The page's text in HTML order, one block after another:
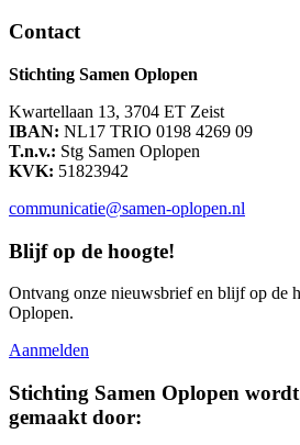
Contact
Stichting Samen Oplopen
Kwartellaan 13, 3704 ET Zeist
IBAN: NL17 TRIO 0198 4269 09
T.n.v.: Stg Samen Oplopen
KVK: 51823942
communicatie@samen-oplopen.nl
Blijf op de hoogte!
Ontvang onze nieuwsbrief en blijf op de
Oplopen.
Aanmelden
Stichting Samen Oplopen
gemaakt door: